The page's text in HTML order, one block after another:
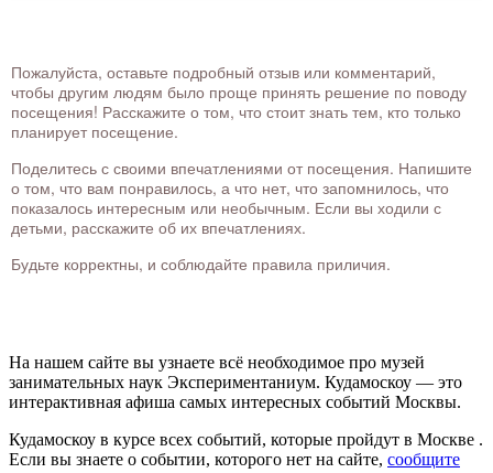
Пожалуйста, оставьте подробный отзыв или комментарий,
чтобы другим людям было проще принять решение по поводу
посещения! Расскажите о том, что стоит знать тем, кто только
планирует посещение.
Поделитесь с своими впечатлениями от посещения. Напишите
о том, что вам понравилось, а что нет, что запомнилось, что
показалось интересным или необычным. Если вы ходили с
детьми, расскажите об их впечатлениях.
Будьте корректны, и соблюдайте правила приличия.
На нашем сайте вы узнаете всё необходимое про музей
занимательных наук Экспериментаниум. Кудамоскоу — это
интерактивная афиша самых интересных событий Москвы.
Кудамоскоу в курсе всех событий, которые пройдут в Москве .
Если вы знаете о событии, которого нет на сайте, сообщите